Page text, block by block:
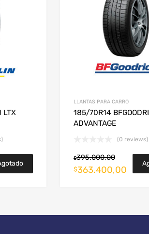
LTX
LLANTAS PARA CARRO
185/70R14
ADVANTAGE
(0 reviews)
$395.000,00
$363.400,00